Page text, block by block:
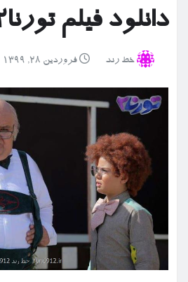
دانلود فیلم تورنا۲ رایگان
خط رند فروردین ۲۸, ۱۳۹۹